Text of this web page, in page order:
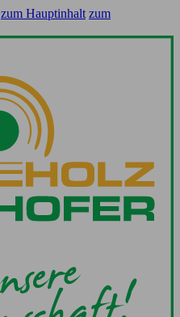
zum Hauptinhalt zum